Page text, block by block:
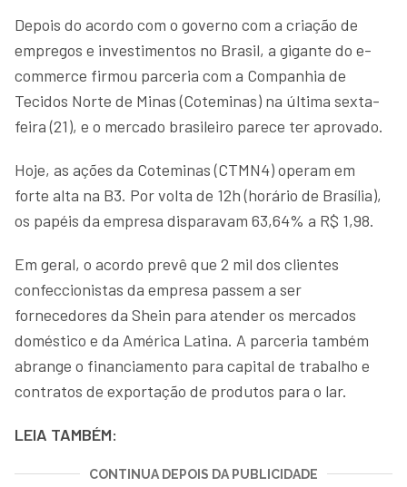
Depois do acordo com o governo com a criação de
empregos e investimentos no Brasil, a gigante do e-
commerce firmou parceria com a Companhia de
Tecidos Norte de Minas (Coteminas) na última sexta-
feira (21), e o mercado brasileiro parece ter aprovado.
Hoje, as ações da Coteminas (CTMN4) operam em
forte alta na B3. Por volta de 12h (horário de Brasília),
os papéis da empresa disparavam 63,64% a R$ 1,98.
Em geral, o acordo prevê que 2 mil dos clientes
confeccionistas da empresa passem a ser
fornecedores da Shein para atender os mercados
doméstico e da América Latina. A parceria também
abrange o financiamento para capital de trabalho e
contratos de exportação de produtos para o lar.
LEIA TAMBÉM:
CONTINUA DEPOIS DA PUBLICIDADE